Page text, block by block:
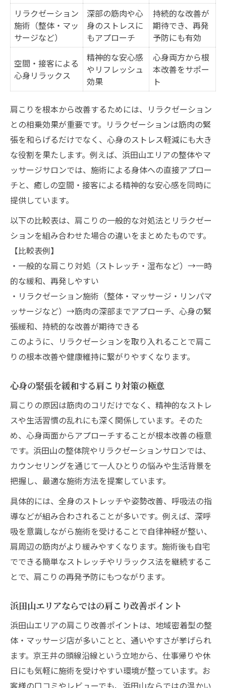
肩こりが楽になる癒やし空間の選び方
リラックスしながら肩こりをケアできる理
由
慢性的な肩こりに整体とマッサージで向き合う
整体とマッサージの肩こり改善効果比較表
慢性的な肩こりに整体が効く理由
マッサージで肩こりを和らげる実践法
肩こりケアの整体とマッサージの違い
肩こり対策に役立つ施術の選び方
リラクゼーションを重視するなら肩こり対策が
重要
リラクゼーションと肩こり対策の関係性一
覧
肩こりを放置したときのリスクとは
リラクゼーション重視派が実践する肩こり
予防法
肩こり対策がもたらすリラクゼーション効
果
肩こりを感じたら始めたいセルフケア習慣
肩こり改善を目指す浜田山での実践的アプロー
チ
肩こり改善のための実践アプローチ比較表
肩こり解消を叶えるリラクゼーションの工
夫
肩こり改善に役立つセルフケアのコツ
肩こりを根本から見直す生活習慣
日常疲労と肩こりの関係を根本から紐解く
肩こりと日常疲労の関連性を表で整理
疲労回復と肩こり軽減のための習慣
肩こり原因別の日常ケアポイント
肩こりと生活習慣の見直し方法
リラクゼーション
施術（整体・マッ
サージなど）
深部の筋肉や心
身のストレスに
もアプローチ
持続的な改善が
期待でき、再発
予防にも有効
空間・接客による
心身リラックス
精神的な安心感
やリフレッシュ
効果
心身両方から根
本改善をサポー
ト
肩こりを根本から改善するためには、リラクゼーション
との相乗効果が重要です。リラクゼーションは筋肉の緊
張を和らげるだけでなく、心身のストレス軽減にも大き
な役割を果たします。例えば、浜田山エリアの整体やマ
ッサージサロンでは、施術による身体への直接アプロー
チと、癒しの空間・接客による精神的な安心感を同時に
提供しています。
以下の比較表は、肩こりの一般的な対処法とリラクゼー
ションを組み合わせた場合の違いをまとめたものです。
【比較表例】
・一般的な肩こり対処（ストレッチ・湿布など）→一時
的な緩和、再発しやすい
・リラクゼーション施術（整体・マッサージ・リンパマ
ッサージなど）→筋肉の深部までアプローチ、心身の緊
張緩和、持続的な改善が期待できる
このように、リラクゼーションを取り入れることで肩こ
りの根本改善や健康維持に繋がりやすくなります。
心身の緊張を緩和する肩こり対策の極意
肩こりの原因は筋肉のコリだけでなく、精神的なストレ
スや生活習慣の乱れにも深く関係しています。そのた
め、心身両面からアプローチすることが根本改善の極意
です。浜田山の整体院やリラクゼーションサロンでは、
カウンセリングを通じて一人ひとりの悩みや生活背景を
把握し、最適な施術方法を提案しています。
具体的には、全身のストレッチや姿勢改善、呼吸法の指
導などが組み合わされることが多いです。例えば、深呼
吸を意識しながら施術を受けることで自律神経が整い、
肩周辺の筋肉がより緩みやすくなります。施術後も自宅
でできる簡単なストレッチやリラックス法を継続するこ
とで、肩こりの再発予防にもつながります。
浜田山エリアならではの肩こり改善ポイント
浜田山エリアの肩こり改善ポイントは、地域密着型の整
体・マッサージ店が多いことと、通いやすさが挙げられ
ます。京王井の頭線沿線という立地から、仕事帰りや休
日にも気軽に施術を受けやすい環境が整っています。お
客様の口コミやレビューでも、浜田山ならではの温かい